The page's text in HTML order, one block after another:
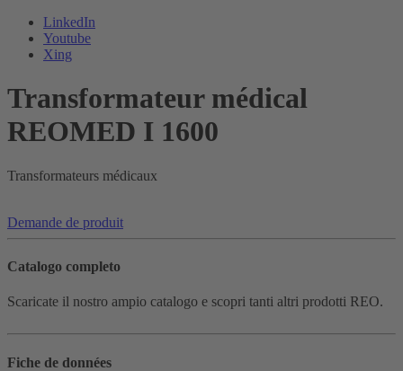
LinkedIn
Youtube
Xing
Transformateur médical
REOMED I 1600
Transformateurs médicaux
Demande de produit
Catalogo completo
Scaricate il nostro ampio catalogo e scopri tanti altri prodotti REO.
Fiche de données